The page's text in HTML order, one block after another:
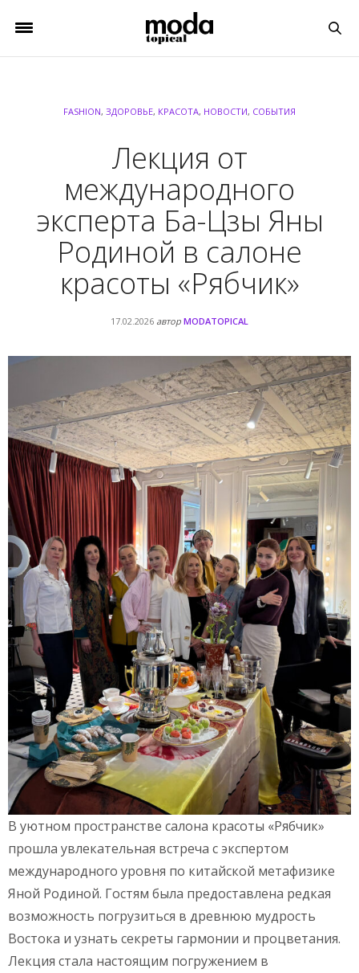
FASHION, ЗДОРОВЬЕ, КРАСОТА, НОВОСТИ, СОБЫТИЯ
Лекция от
международного
эксперта Ба-Цзы Яны
Родиной в салоне
красоты «Рябчик»
17.02.2026 автор MODATOPICAL
В уютном пространстве салона красоты «Рябчик»
прошла увлекательная встреча с экспертом
международного уровня по китайской метафизике
Яной Родиной. Гостям была предоставлена редкая
возможность погрузиться в древнюю мудрость
Востока и узнать секреты гармонии и процветания.
Лекция стала настоящим погружением в